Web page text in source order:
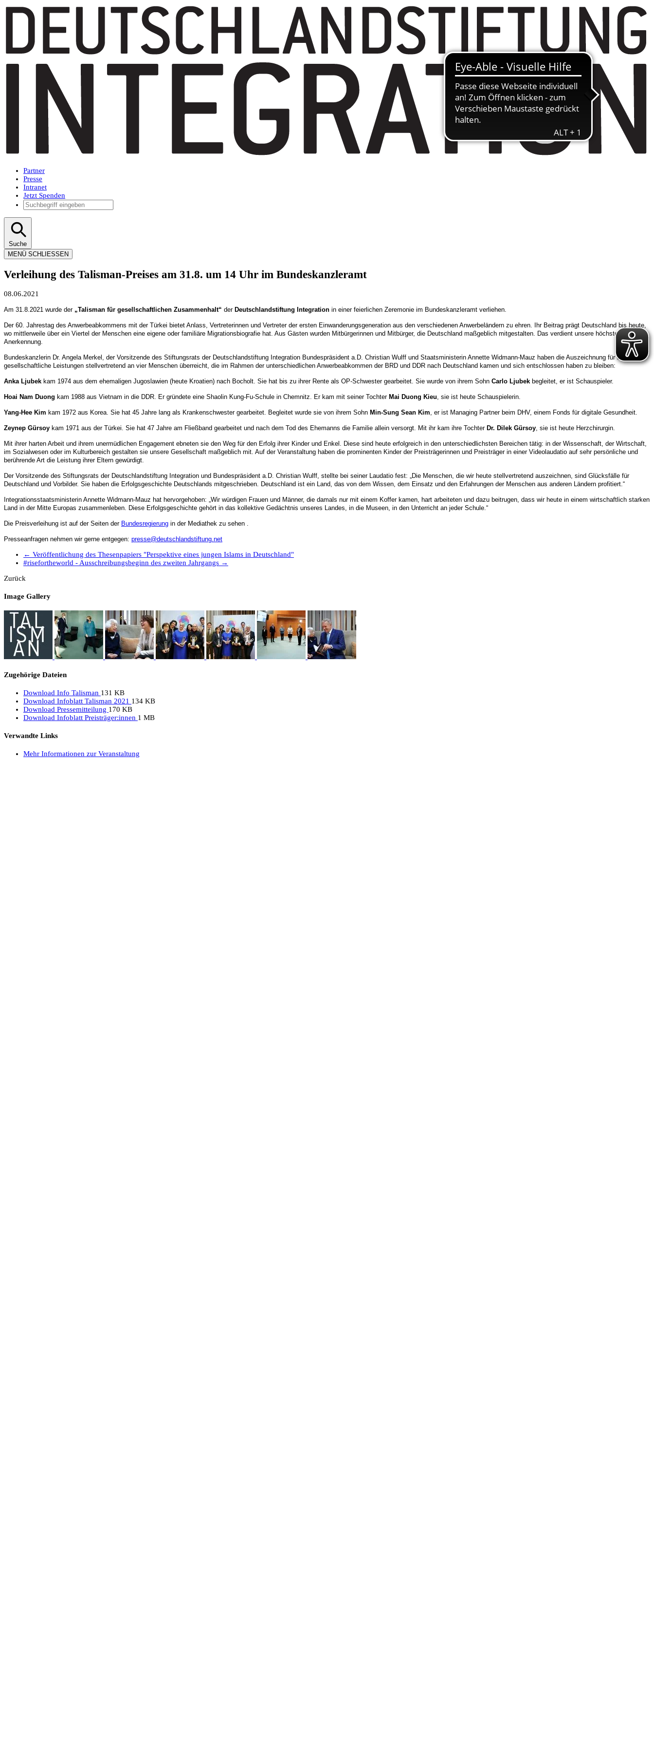
Partner
Presse
Intranet
Jetzt Spenden
Suche
MENÜ SCHLIESSEN
Verleihung des Talisman-Preises am 31.8. um 14 Uhr im Bundeskanzleramt
08.06.2021
Am 31.8.2021 wurde der „Talisman für gesellschaftlichen Zusammenhalt“ der Deutschlandstiftung Integration in einer feierlichen Zeremonie im Bundeskanzleramt verliehen.
Der 60. Jahrestag des Anwerbeabkommens mit der Türkei bietet Anlass, Vertreterinnen und Vertreter der ersten Einwanderungsgeneration aus den verschiedenen Anwerbeländern zu ehren. Ihr Beitrag prägt Deutschland bis heute,
wo mittlerweile über ein Viertel der Menschen eine eigene oder familiäre Migrationsbiografie hat. Aus Gästen wurden Mitbürgerinnen und Mitbürger, die Deutschland maßgeblich mitgestalten. Das verdient unsere höchste
Anerkennung.
Bundeskanzlerin Dr. Angela Merkel, der Vorsitzende des Stiftungsrats der Deutschlandstiftung Integration Bundespräsident a.D. Christian Wulff und Staatsministerin Annette Widmann-Mauz haben die Auszeichnung für besondere
gesellschaftliche Leistungen stellvertretend an vier Menschen überreicht, die im Rahmen der unterschiedlichen Anwerbeabkommen der BRD und DDR nach Deutschland kamen und sich entschlossen haben zu bleiben:
Anka Ljubek kam 1974 aus dem ehemaligen Jugoslawien (heute Kroatien) nach Bocholt. Sie hat bis zu ihrer Rente als OP-Schwester gearbeitet. Sie wurde von ihrem Sohn Carlo Ljubek begleitet, er ist Schauspieler.
Hoai Nam Duong kam 1988 aus Vietnam in die DDR. Er gründete eine Shaolin Kung-Fu-Schule in Chemnitz. Er kam mit seiner Tochter Mai Duong Kieu, sie ist heute Schauspielerin.
Yang-Hee Kim kam 1972 aus Korea. Sie hat 45 Jahre lang als Krankenschwester gearbeitet. Begleitet wurde sie von ihrem Sohn Min-Sung Sean Kim, er ist Managing Partner beim DHV, einem Fonds für digitale Gesundheit.
Zeynep Gürsoy kam 1971 aus der Türkei. Sie hat 47 Jahre am Fließband gearbeitet und nach dem Tod des Ehemanns die Familie allein versorgt. Mit ihr kam ihre Tochter Dr. Dilek Gürsoy, sie ist heute Herzchirurgin.
Mit ihrer harten Arbeit und ihrem unermüdlichen Engagement ebneten sie den Weg für den Erfolg ihrer Kinder und Enkel. Diese sind heute erfolgreich in den unterschiedlichsten Bereichen tätig: in der Wissenschaft, der Wirtschaft,
im Sozialwesen oder im Kulturbereich gestalten sie unsere Gesellschaft maßgeblich mit. Auf der Veranstaltung haben die prominenten Kinder der Preisträgerinnen und Preisträger in einer Videolaudatio auf sehr persönliche und
berührende Art die Leistung ihrer Eltern gewürdigt.
Der Vorsitzende des Stiftungsrats der Deutschlandstiftung Integration und Bundespräsident a.D. Christian Wulff, stellte bei seiner Laudatio fest: „Die Menschen, die wir heute stellvertretend auszeichnen, sind Glücksfälle für
Deutschland und Vorbilder. Sie haben die Erfolgsgeschichte Deutschlands mitgeschrieben. Deutschland ist ein Land, das von dem Wissen, dem Einsatz und den Erfahrungen der Menschen aus anderen Ländern profitiert.“
Integrationsstaatsministerin Annette Widmann-Mauz hat hervorgehoben: „Wir würdigen Frauen und Männer, die damals nur mit einem Koffer kamen, hart arbeiteten und dazu beitrugen, dass wir heute in einem wirtschaftlich starken
Land in der Mitte Europas zusammenleben. Diese Erfolgsgeschichte gehört in das kollektive Gedächtnis unseres Landes, in die Museen, in den Unterricht an jeder Schule.“
Die Preisverleihung ist auf der Seiten der Bundesregierung in der Mediathek zu sehen .
Presseanfragen nehmen wir gerne entgegen: presse@deutschlandstiftung.net
← Veröffentlichung des Thesenpapiers "Perspektive eines jungen Islams in Deutschland"
#risefortheworld - Ausschreibungsbeginn des zweiten Jahrgangs →
Zurück
Image Gallery
Zugehörige Dateien
Download Info Talisman 131 KB
Download Infoblatt Talisman 2021 134 KB
Download Pressemitteilung 170 KB
Download Infoblatt Preisträger:innen 1 MB
Verwandte Links
Mehr Informationen zur Veranstaltung